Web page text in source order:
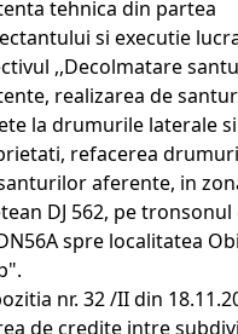
tehnica din partea
si executie
,,Decolmatare
realizarea de
la drumurile laterale si
refacerea
aferente, in
DJ 562, pe
spre localitatea
nr. 32 /II din
de credite intre